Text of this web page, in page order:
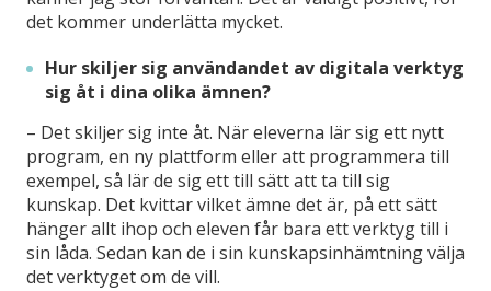
det kommer underlätta mycket.
Hur skiljer sig användandet av digitala verktyg
sig åt i dina olika ämnen?
– Det skiljer sig inte åt. När eleverna lär sig ett nytt
program, en ny plattform eller att programmera till
exempel, så lär de sig ett till sätt att ta till sig
kunskap. Det kvittar vilket ämne det är, på ett sätt
hänger allt ihop och eleven får bara ett verktyg till i
sin låda. Sedan kan de i sin kunskapsinhämtning välja
det verktyget om de vill.